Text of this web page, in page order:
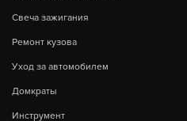
Свеча зажигания
Ремонт кузова
Уход за автомобилем
Домкраты
Инструмент